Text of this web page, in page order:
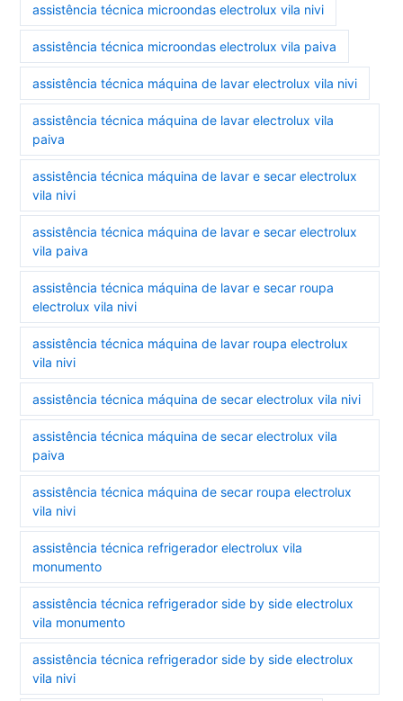
assistência técnica microondas electrolux vila nivi
assistência técnica microondas electrolux vila paiva
assistência técnica máquina de lavar electrolux vila nivi
assistência técnica máquina de lavar electrolux vila
paiva
assistência técnica máquina de lavar e secar electrolux
vila nivi
assistência técnica máquina de lavar e secar electrolux
vila paiva
assistência técnica máquina de lavar e secar roupa
electrolux vila nivi
assistência técnica máquina de lavar roupa electrolux
vila nivi
assistência técnica máquina de secar electrolux vila nivi
assistência técnica máquina de secar electrolux vila
paiva
assistência técnica máquina de secar roupa electrolux
vila nivi
assistência técnica refrigerador electrolux vila
monumento
assistência técnica refrigerador side by side electrolux
vila monumento
assistência técnica refrigerador side by side electrolux
vila nivi